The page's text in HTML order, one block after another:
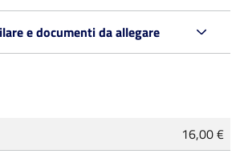
e documenti da allegare
16,00 €